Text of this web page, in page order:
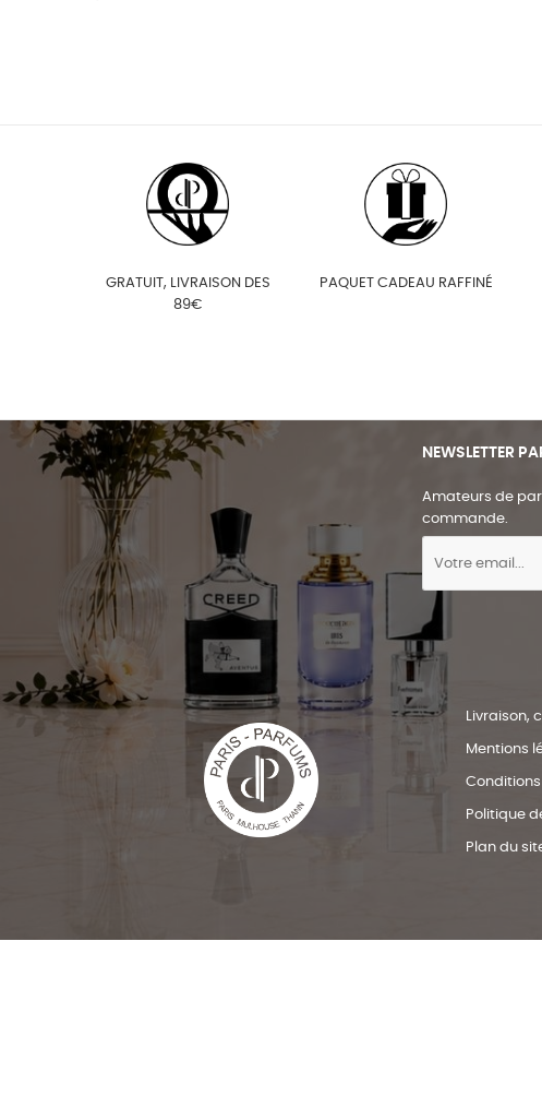
GRATUIT, LIVRAISON DES
89€
PAQUET CADEAU RAFFINÉ
NEWSLETTER
Amateurs de
commande.
Livraison,
Mentions
Politique
Plan du